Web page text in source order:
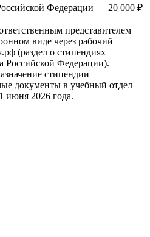
Федерации — 20 000 ₽
представителем
виде через рабочий
(раздел о стипендиях
Российской Федерации).
стипендии
документы в учебный отдел
июня 2026 года.